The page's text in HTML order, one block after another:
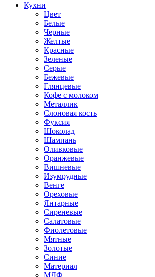
Кухни
Цвет
Белые
Черные
Желтые
Красные
Зеленые
Серые
Бежевые
Глянцевые
Кофе с молоком
Металлик
Слоновая кость
Фуксия
Шоколад
Шампань
Оливковые
Оранжевые
Вишневые
Изумрудные
Венге
Ореховые
Янтарные
Сиреневые
Салатовые
Фиолетовые
Мятные
Золотые
Синие
Материал
МДФ